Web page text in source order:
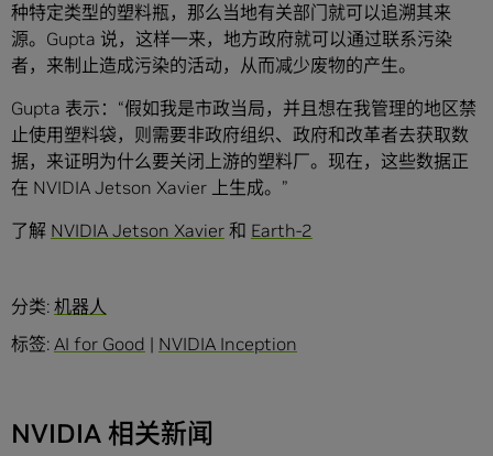
种特定类型的塑料瓶，那么当地有关部门就可以追溯其来
源。Gupta 说，这样一来，地方政府就可以通过联系污染
者，来制止造成污染的活动，从而减少废物的产生。
Gupta 表示：“假如我是市政当局，并且想在我管理的地区禁
止使用塑料袋，则需要非政府组织、政府和改革者去获取数
据，来证明为什么要关闭上游的塑料厂。现在，这些数据正
在 NVIDIA Jetson Xavier 上生成。”
了解 NVIDIA Jetson Xavier 和 Earth-2
分类: 机器人
标签: AI for Good | NVIDIA Inception
NVIDIA 相关新闻